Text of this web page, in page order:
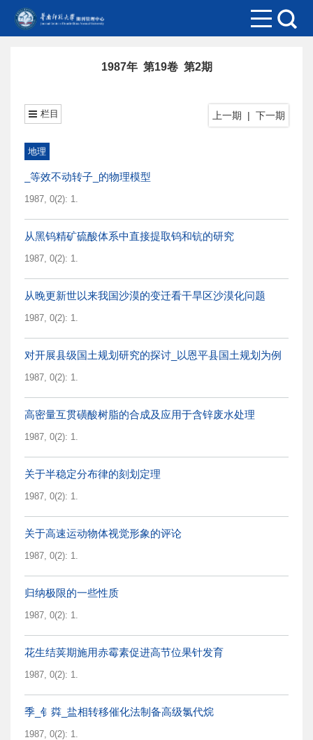
1987年 第19卷 第2期
上一期 | 下一期
栏目
地理
_等效不动转子_的物理模型
1987, 0(2): 1.
从黑钨精矿硫酸体系中直接提取钨和钪的研究
1987, 0(2): 1.
从晚更新世以来我国沙漠的变迁看干旱区沙漠化问题
1987, 0(2): 1.
对开展县级国土规划研究的探讨_以恩平县国土规划为例
1987, 0(2): 1.
高密量互贯磺酸树脂的合成及应用于含锌废水处理
1987, 0(2): 1.
关于半稳定分布律的刻划定理
1987, 0(2): 1.
关于高速运动物体视觉形象的评论
1987, 0(2): 1.
归纳极限的一些性质
1987, 0(2): 1.
花生结荚期施用赤霉素促进高节位果针发育
1987, 0(2): 1.
季_钅粦_盐相转移催化法制备高级氯代烷
1987, 0(2): 1.